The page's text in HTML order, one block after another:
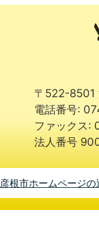
〒522-8501
電話番号:
ファックス:
法人番号
彦根市ホームページの